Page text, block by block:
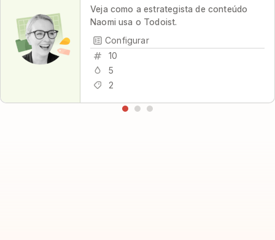
Veja como a estrategista de conteúdo
Naomi usa o Todoist.
Configurar
10
5
2